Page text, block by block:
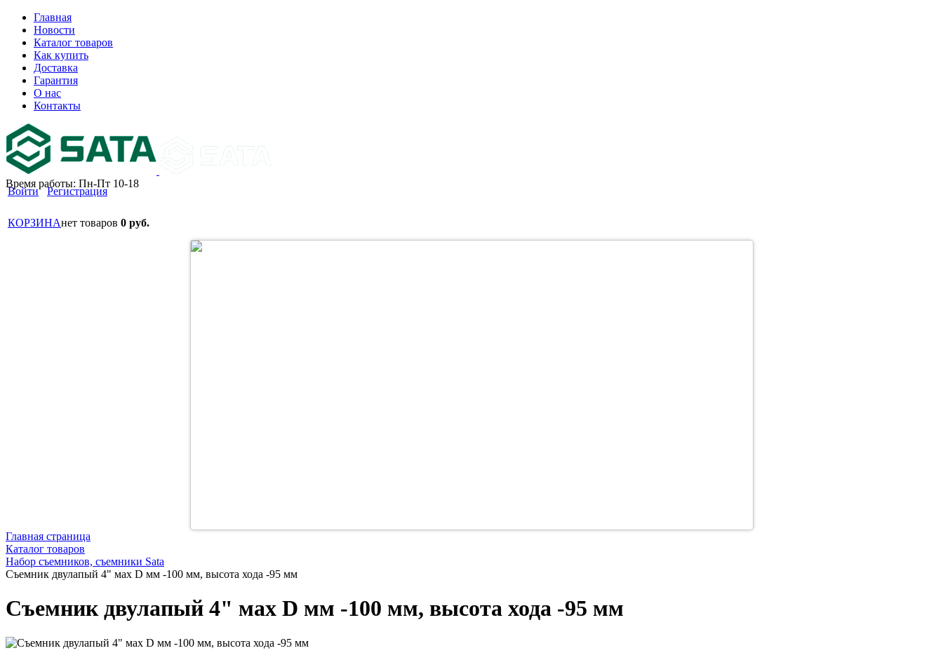
Главная
Новости
Каталог товаров
Как купить
Доставка
Гарантия
О нас
Контакты
Время работы: Пн-Пт 10-18
Войти Регистрация
КОРЗИНАнет товаров 0 руб.
Главная страница
Каталог товаров
Набор съемников, съемники Sata
Съемник двулапый 4" мах D мм -100 мм, высота хода -95 мм
Съемник двулапый 4" мах D мм -100 мм, высота хода -95 мм